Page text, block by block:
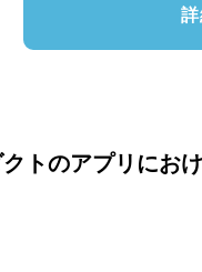
トのアプリにお